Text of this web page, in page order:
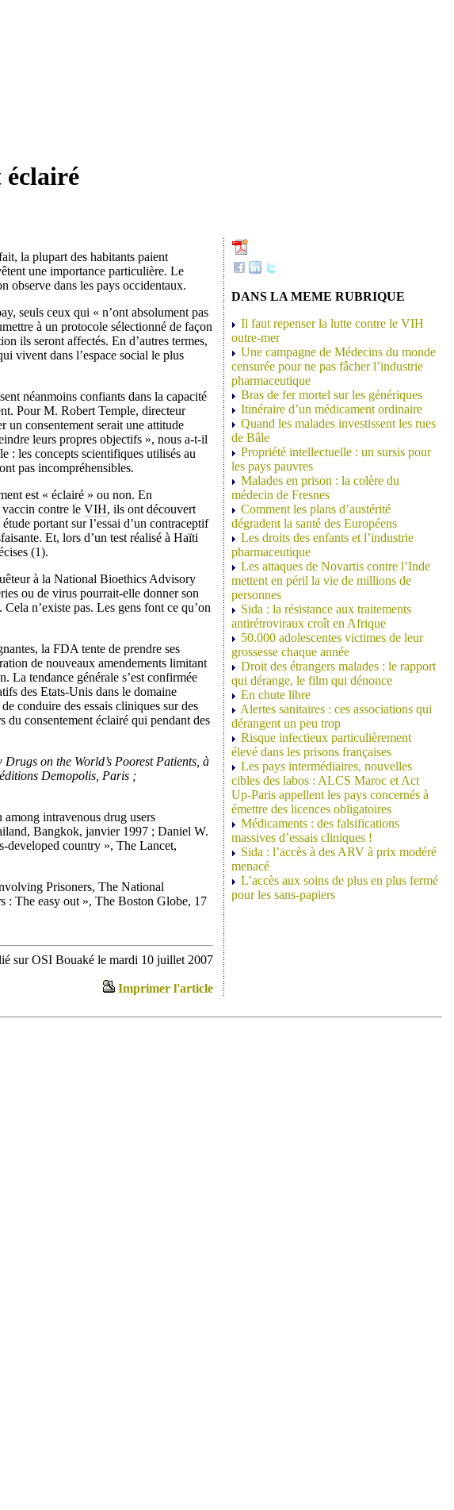
éclairé
la plupart des habitants paient
une importance particulière. Le
observe dans les pays occidentaux.
seuls ceux qui « n’ont absolument pas
à un protocole sélectionné de façon
ils seront affectés. En d’autres termes,
vivent dans l’espace social le plus
néanmoins confiants dans la capacité
Pour M. Robert Temple, directeur
un consentement serait une attitude
leurs propres objectifs », nous a-t-il
: les concepts scientifiques utilisés au
pas incompréhensibles.
est « éclairé » ou non. En
contre le VIH, ils ont découvert
portant sur l’essai d’un contraceptif
Et, lors d’un test réalisé à Haïti
(1).
à la National Bioethics Advisory
ou de virus pourrait-elle donner son
n’existe pas. Les gens font ce qu’on
la FDA tente de prendre ses
de nouveaux amendements limitant
La tendance générale s’est confirmée
des Etats-Unis dans le domaine
conduire des essais cliniques sur des
du consentement éclairé qui pendant des
on the World’s Poorest Patients, à
Demopolis, Paris ;
intravenous drug users
Bangkok, janvier 1997 ; Daniel W.
developed country », The Lancet,
Prisoners, The National
: The easy out », The Boston Globe, 17
sur OSI Bouaké le mardi 10 juillet 2007
Imprimer l'article
DANS LA MEME RUBRIQUE
Il faut repenser la lutte contre le VIH
outre-mer
Une campagne de Médecins du monde
censurée pour ne pas fâcher l’industrie
pharmaceutique
Bras de fer mortel sur les génériques
Itinéraire d’un médicament ordinaire
Quand les malades investissent les rues
de Bâle
Propriété intellectuelle : un sursis pour
les pays pauvres
Malades en prison : la colère du
médecin de Fresnes
Comment les plans d’austérité
dégradent la santé des Européens
Les droits des enfants et l’industrie
pharmaceutique
Les attaques de Novartis contre l’Inde
mettent en péril la vie de millions de
personnes
Sida : la résistance aux traitements
antirétroviraux croît en Afrique
50.000 adolescentes victimes de leur
grossesse chaque année
Droit des étrangers malades : le rapport
qui dérange, le film qui dénonce
En chute libre
Alertes sanitaires : ces associations qui
dérangent un peu trop
Risque infectieux particulièrement
élevé dans les prisons françaises
Les pays intermédiaires, nouvelles
cibles des labos : ALCS Maroc et Act
Up-Paris appellent les pays concernés à
émettre des licences obligatoires
Médicaments : des falsifications
massives d’essais cliniques !
Sida : l’accès à des ARV à prix modéré
menacé
L’accès aux soins de plus en plus fermé
pour les sans-papiers